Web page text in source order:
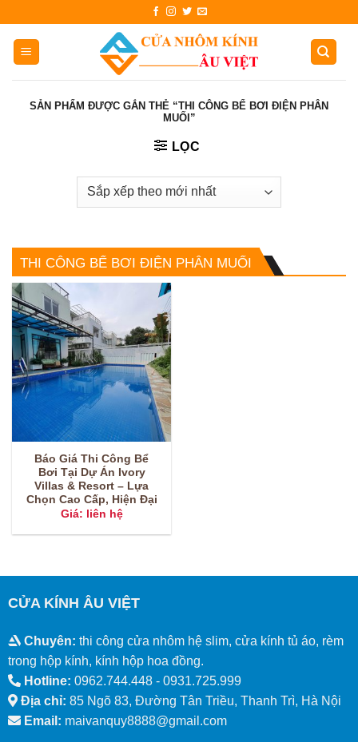
content
SẢN PHẨM ĐƯỢC GẮN THẺ “THI CÔNG BỂ BƠI ĐIỆN PHÂN
MUỐI”
LỌC
THI CÔNG BỂ BƠI ĐIỆN PHÂN MUỐI
Báo Giá Thi Công Bể
Bơi Tại Dự Án Ivory
Villas & Resort – Lựa
Chọn Cao Cấp, Hiện Đại
Giá: liên hệ
CỬA KÍNH ÂU VIỆT
Chuyên: thi công cửa nhôm hệ slim, cửa kính tủ áo, rèm
trong hộp kính, kính hộp hoa đồng.
Hotline: 0962.744.448 - 0931.725.999
Địa chỉ: 85 Ngõ 83, Đường Tân Triều, Thanh Trì, Hà Nội
Email: maivanquy8888@gmail.com